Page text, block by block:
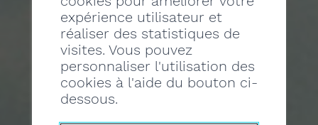
expérience utilisateur et
réaliser des statistiques de
visites. Vous pouvez
personnaliser l'utilisation des
cookies à l'aide du bouton ci-
dessous.